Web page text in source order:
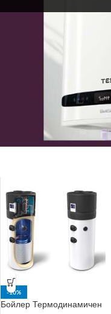
-10%
Бойлер Термодинамичен